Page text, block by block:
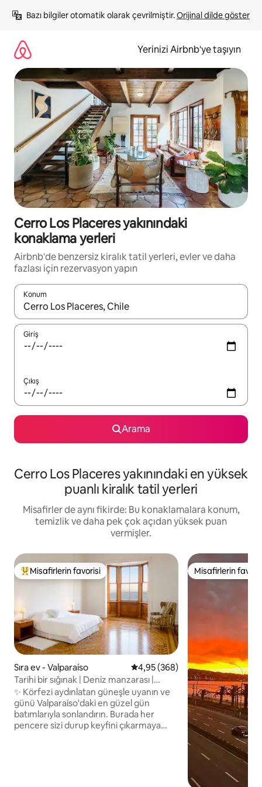
atla
Bazı bilgiler otomatik olarak çevrilmiştir. Orijinal dilde göster
Yerinizi Airbnb'ye taşıyın
Cerro Los Placeres yakınındaki
konaklama yerleri
Airbnb'de benzersiz kiralık tatil yerleri, evler ve daha
fazlası için rezervasyon yapın
Konum
Sonuçlar kullanılabilir olduğunda yukarı ve aşağı oklarıyla
Giriş
Çıkış
Arama
Cerro Los Placeres yakınındaki en yüksek
puanlı kiralık tatil yerleri
Misafirler de aynı fikirde: Bu konaklamalara konum,
temizlik ve daha pek çok açıdan yüksek puan
vermişler.
Misafirlerin favorilerinden en beğenilenler arasında
Misafirlerin favorisi
Sıra ev - Valparaíso 5 üzerinden ortalama 4,95
4,95 (368)
Tarihi bir sığınak | Deniz manzarası |
Cerro Alegre
✨ Körfezi aydınlatan güneşle uyanın ve
günü Valparaíso'daki en güzel gün
batımlarıyla sonlandırın. Burada her
pencere sizi durup keyfini çıkarmaya
Misafirlerin
Misafirlerin